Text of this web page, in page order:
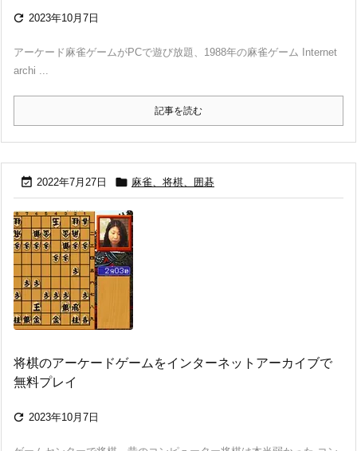
 2023年10月7日
アーケード麻雀ゲームがPCで遊び放題、1988年の麻雀ゲーム Internet
archi ...
記事を読む
 2022年7月27日  麻雀、将棋、囲碁
将棋のアーケードゲームをインターネットアーカイブで
無料プレイ
 2023年10月7日